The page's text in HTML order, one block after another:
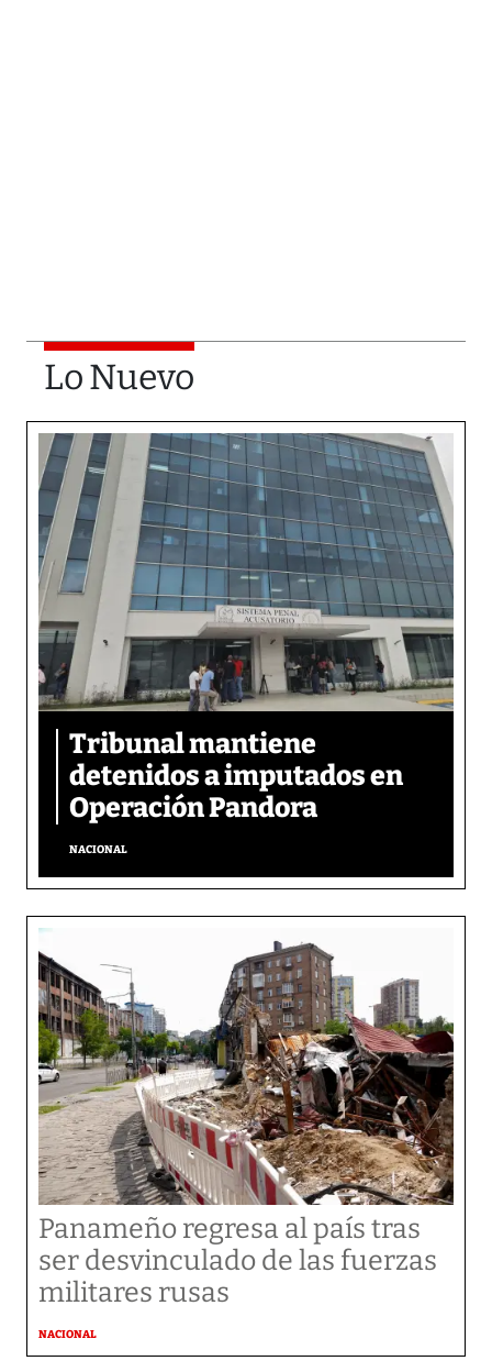
Lo Nuevo
Tribunal mantiene
detenidos a imputados en
Operación Pandora
NACIONAL
Panameño regresa al país tras
ser desvinculado de las fuerzas
militares rusas
NACIONAL